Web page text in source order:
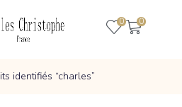
0 0
identifiés “charles”